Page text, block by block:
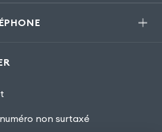
numéro non surtaxé